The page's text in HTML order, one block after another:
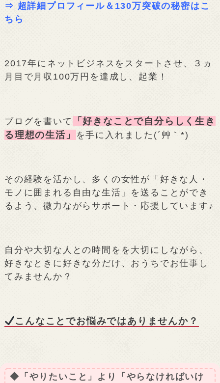
⇒ 超詳細プロフィール＆130万突破の秘密はこ
ちら
2017年にネットビジネスをスタートさせ、３ヵ
月目で月収100万円を達成し、起業！
ブログを書いて
「好きなことで自分らしく生き
る理想の生活」
を手に入れました(´艸｀*)
その経験を活かし、多くの女性が「好きな人・
モノに囲まれる自由な生活」を送ることができ
るよう、微力ながらサポート・応援しています♪
自分や大切な人との時間をを大切にしながら、
好きなときに好きな分だけ、おうちでお仕事し
てみませんか？
こんなことでお悩みではありませんか？
◆「やりたいこと」より「やらなければいけ